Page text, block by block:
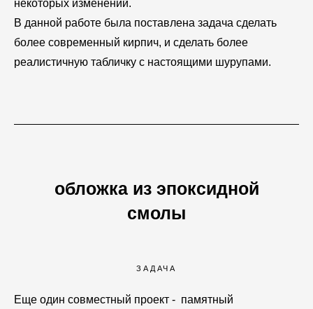
некоторых изменений.
В данной работе была поставлена задача сделать
более современный кирпич, и сделать более
реалистичную табличку с настоящими шурупами.
обложка из эпоксидной
смолы
ЗАДАЧА
Еще один совместный проект - памятный